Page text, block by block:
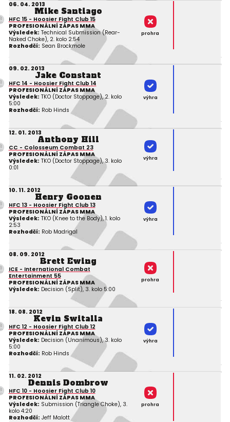
06. 04. 2013
Mike Santiago
HFC 15 - Hoosier Fight Club 15
PROFESIONÁLNÍ ZÁPAS MMA
Výsledek: Technical Submission (Rear-
Naked Choke), 2. kolo 2:54
Rozhodčí: Sean Brockmole
prohra
09. 02. 2013
Jake Constant
HFC 14 - Hoosier Fight Club 14
PROFESIONÁLNÍ ZÁPAS MMA
Výsledek: TKO (Doctor Stoppage), 2. kolo
5:00
Rozhodčí: Rob Hinds
výhra
12. 01. 2013
Anthony Hill
CC - Colosseum Combat 23
PROFESIONÁLNÍ ZÁPAS MMA
Výsledek: TKO (Doctor Stoppage), 3. kolo
0:01
výhra
10. 11. 2012
Henry Goonen
HFC 13 - Hoosier Fight Club 13
PROFESIONÁLNÍ ZÁPAS MMA
Výsledek: TKO (Knee to the Body), 1. kolo
2:53
Rozhodčí: Rob Madrigal
výhra
08. 09. 2012
Brett Ewing
ICE - International Combat
Entertainment 55
PROFESIONÁLNÍ ZÁPAS MMA
Výsledek: Decision (Split), 3. kolo 5:00
prohra
18. 08. 2012
Kevin Switalla
HFC 12 - Hoosier Fight Club 12
PROFESIONÁLNÍ ZÁPAS MMA
Výsledek: Decision (Unanimous), 3. kolo
5:00
Rozhodčí: Rob Hinds
výhra
11. 02. 2012
Dennis Dombrow
HFC 10 - Hoosier Fight Club 10
PROFESIONÁLNÍ ZÁPAS MMA
Výsledek: Submission (Triangle Choke), 3.
kolo 4:20
Rozhodčí: Jeff Malott
prohra